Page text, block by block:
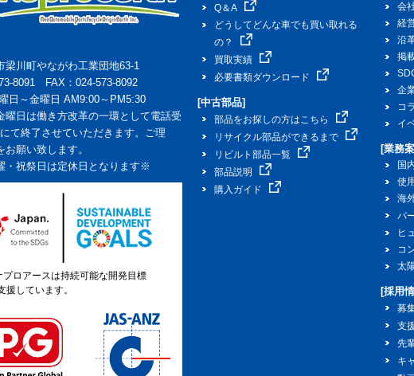
梁川町やながわ工業団地63-1
8091 FAX：024-573-8092
日～金曜日 AM9:00～PM5:30
曜日は働き方改革の一環として電話受
て終了させていただきます。ご理
願い致します。
・祝祭日は定休日となります※
プロアースは持続可能な開発目標
援しています。
Q＆A
どうしてどんな車でも買い取れる
の？
買取実績
必要書類ダウンロード
[中古部品]
部品をお探しの方はこちら
リサイクル部品ができるまで
リビルト部品一覧
部品説明
購入ガイド
会
経
沿
掲
企
コ
イ
[業務
国
使
海
パ
ヒ
コ
太
[採用
募
支
先
キ